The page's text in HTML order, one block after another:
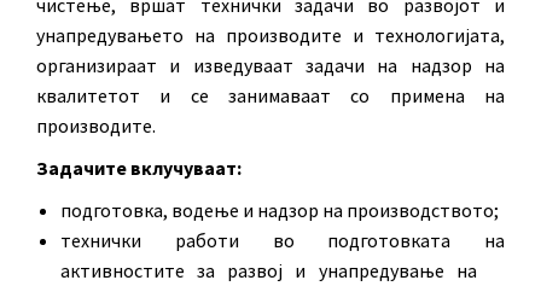
унапредувањето на производите и технологијата,
организираат и изведуваат задачи на надзор на
квалитетот и се занимаваат со примена на
производите.
Задачите вклучуваат:
подготовка, водење и надзор на производството;
технички работи во подготовката на
активностите за развој и унапредување на